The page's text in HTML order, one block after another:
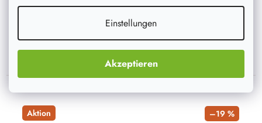
Einstellungen
Akzeptieren
Aktion –19 %